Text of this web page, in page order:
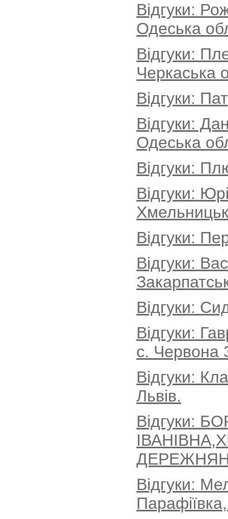
Відгуки:
Одеська
Відгуки:
Черкаська
Відгуки:
Відгуки:
Одеська
Відгуки:
Відгуки:
Відгуки:
Відгуки:
Відгуки:
Відгуки:
с. Червона
Відгуки:
Львів.
Відгуки:
Відгуки: